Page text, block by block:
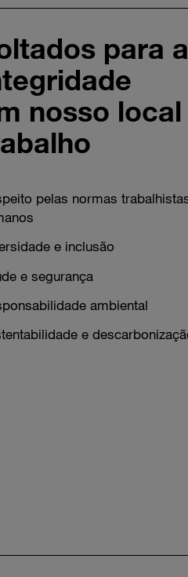
para a
nosso local
pelas normas
e inclusão
e segurança
ambiental
e